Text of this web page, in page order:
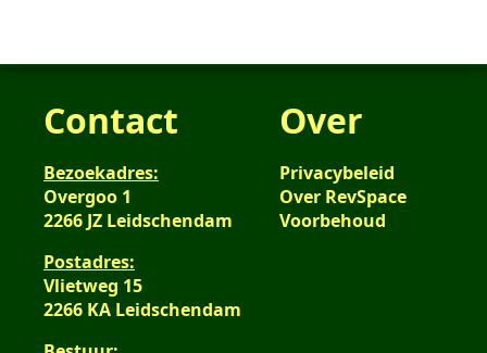
Contact
Bezoekadres:
Overgoo 1
2266 JZ Leidschendam
Postadres:
Vlietweg 15
2266 KA Leidschendam
Over
Privacybeleid
Over RevSpace
Voorbehoud